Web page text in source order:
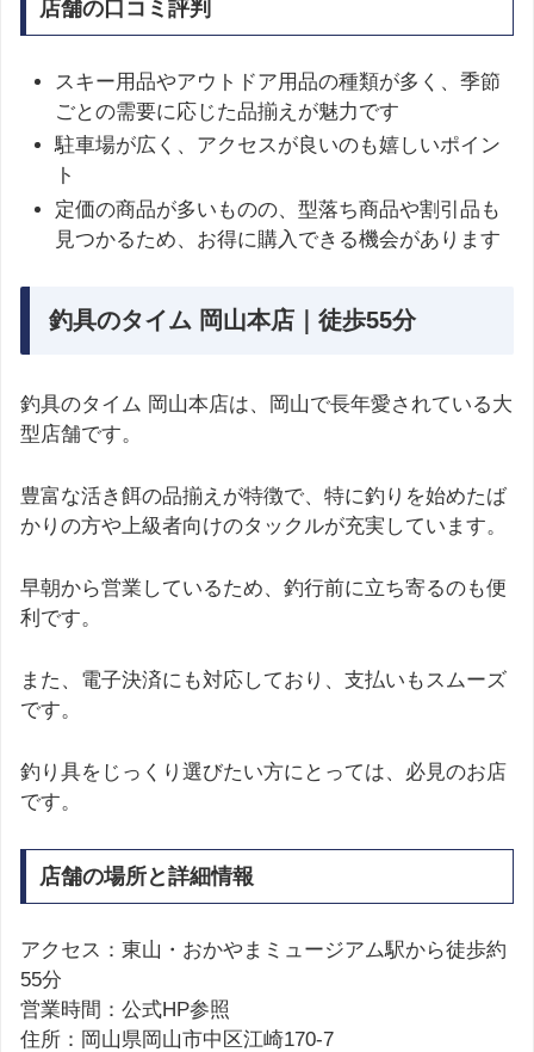
店舗の口コミ評判
スキー用品やアウトドア用品の種類が多く、季節
ごとの需要に応じた品揃えが魅力です
駐車場が広く、アクセスが良いのも嬉しいポイン
ト
定価の商品が多いものの、型落ち商品や割引品も
見つかるため、お得に購入できる機会があります
釣具のタイム 岡山本店｜徒歩55分
釣具のタイム 岡山本店は、岡山で長年愛されている大
型店舗です。
豊富な活き餌の品揃えが特徴で、特に釣りを始めたば
かりの方や上級者向けのタックルが充実しています。
早朝から営業しているため、釣行前に立ち寄るのも便
利です。
また、電子決済にも対応しており、支払いもスムーズ
です。
釣り具をじっくり選びたい方にとっては、必見のお店
です。
店舗の場所と詳細情報
アクセス：東山・おかやまミュージアム駅から徒歩約
55分
営業時間：公式HP参照
住所：岡山県岡山市中区江崎170-7